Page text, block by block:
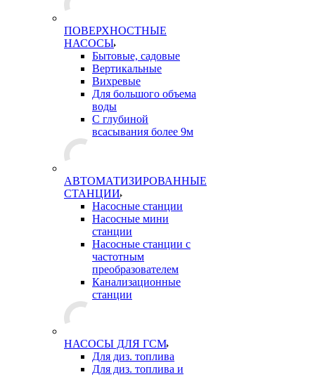
ПОВЕРХНОСТНЫЕ
НАСОСЫ
Бытовые, садовые
Вертикальные
Вихревые
Для большого объема
воды
С глубиной
всасывания более 9м
АВТОМАТИЗИРОВАННЫЕ
СТАНЦИИ
Насосные станции
Насосные мини
станции
Насосные станции с
частотным
преобразователем
Канализационные
станции
НАСОСЫ ДЛЯ ГСМ
Для диз. топлива
Для диз. топлива и